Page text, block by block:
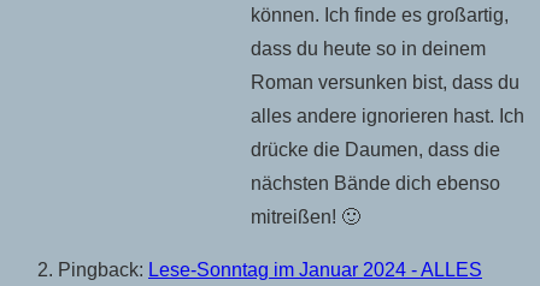
können. Ich finde es großartig,
dass du heute so in deinem
Roman versunken bist, dass du
alles andere ignorieren hast. Ich
drücke die Daumen, dass die
nächsten Bände dich ebenso
mitreißen! 🙂
Pingback: Lese-Sonntag im Januar 2024 - ALLES